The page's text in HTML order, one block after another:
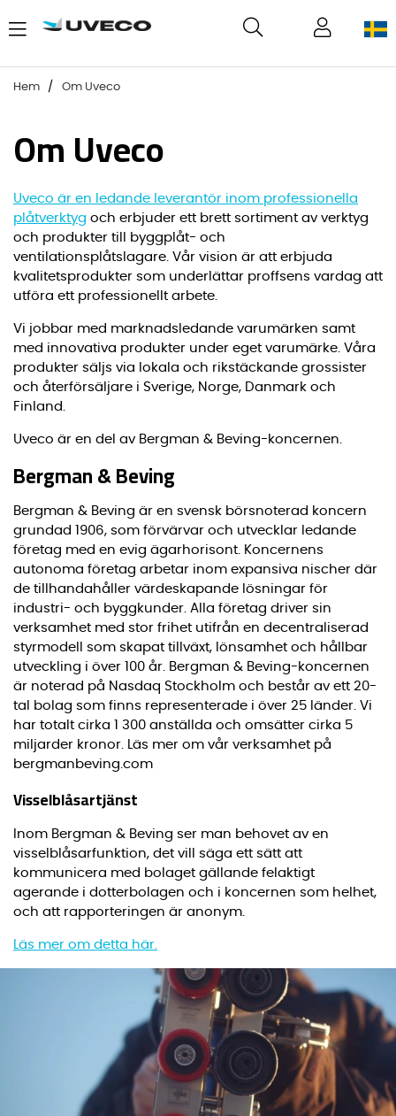
Hem Om Uveco
Om Uveco
Uveco är en ledande leverantör inom professionella
plåtverktyg och erbjuder ett brett sortiment av verktyg
och produkter till byggplåt- och
ventilationsplåtslagare. Vår vision är att erbjuda
kvalitetsprodukter som underlättar proffsens vardag att
utföra ett professionellt arbete.
Vi jobbar med marknadsledande varumärken samt
med innovativa produkter under eget varumärke. Våra
produkter säljs via lokala och rikstäckande grossister
och återförsäljare i Sverige, Norge, Danmark och
Finland.
Uveco är en del av Bergman & Beving-koncernen.
Bergman & Beving
Bergman & Beving är en svensk börsnoterad koncern
grundad 1906, som förvärvar och utvecklar ledande
företag med en evig ägarhorisont. Koncernens
autonoma företag arbetar inom expansiva nischer där
de tillhandahåller värdeskapande lösningar för
industri- och byggkunder. Alla företag driver sin
verksamhet med stor frihet utifrån en decentraliserad
styrmodell som skapat tillväxt, lönsamhet och hållbar
utveckling i över 100 år. Bergman & Beving-koncernen
är noterad på Nasdaq Stockholm och består av ett 20-
tal bolag som finns representerade i över 25 länder. Vi
har totalt cirka 1 300 anställda och omsätter cirka 5
miljarder kronor. Läs mer om vår verksamhet på
bergmanbeving.com
Visselblåsartjänst
Inom Bergman & Beving ser man behovet av en
visselblåsarfunktion, det vill säga ett sätt att
kommunicera med bolaget gällande felaktigt
agerande i dotterbolagen och i koncernen som helhet,
och att rapporteringen är anonym.
Läs mer om detta här.